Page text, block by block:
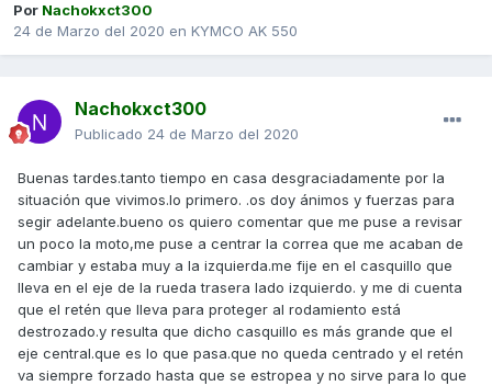
Por Nachokxct300
24 de Marzo del 2020 en KYMCO AK 550
Nachokxct300
Publicado 24 de Marzo del 2020
Buenas tardes.tanto tiempo en casa desgraciadamente por la
situación que vivimos.lo primero. .os doy ánimos y fuerzas para
segir adelante.bueno os quiero comentar que me puse a revisar
un poco la moto,me puse a centrar la correa que me acaban de
cambiar y estaba muy a la izquierda.me fije en el casquillo que
lleva en el eje de la rueda trasera lado izquierdo. y me di cuenta
que el retén que lleva para proteger al rodamiento está
destrozado.y resulta que dicho casquillo es más grande que el
eje central.que es lo que pasa.que no queda centrado y el retén
va siempre forzado hasta que se estropea y no sirve para lo que